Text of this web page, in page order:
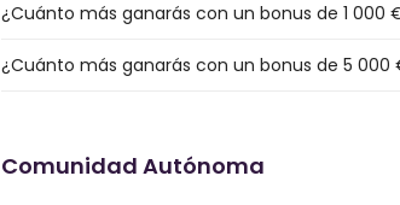
¿Cuánto más ganarás con un bonus de 1 000
¿Cuánto más ganarás con un bonus de 5 000
Comunidad Autónoma